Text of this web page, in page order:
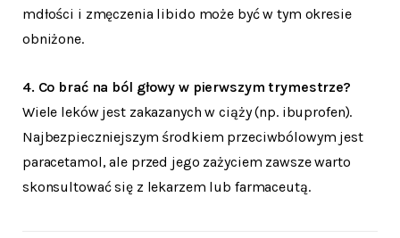
mdłości i zmęczenia libido może być w tym okresie
obniżone.
4. Co brać na ból głowy w pierwszym trymestrze?
Wiele leków jest zakazanych w ciąży (np. ibuprofen).
Najbezpieczniejszym środkiem przeciwbólowym jest
paracetamol, ale przed jego zażyciem zawsze warto
skonsultować się z lekarzem lub farmaceutą.